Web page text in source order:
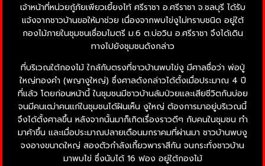
เจ้าหน้าที่หน่วยกู้ภัยเพียวเยี้ยงไท้ ศรีราชา อ.ศรีราชา จ.ชลบุรี ได้รับ
แจ้งจากชาวบ้านขอให้มาช่วย เนื่องจากพบไข่งูไม่ทราบชนิด อยู่ใต้
กองไม้ภายในชุมชนเชื่อมไมตรี ม.6 ต.บ่อวิน อ.ศรีราชา จึงได้เดิน
ทางไปยังชุมชนดังกล่าว
ที่บริเวณใต้กองไม้ ใกล้กับตรงที่ชาวบ้านพบไข่งู มีศาลชื่อว่า พ่อปู่
ใหญ่ทองคำ (พญางูใหญ่) ซึ่งศาลดังกล่าวได้ตั้งเมื่อประมาณ 4 ปี
ที่แล้ว โดยก่อนหน้านี้ ในชุมชนมีชาวบ้านล้มป่วยและเสียชีวิตกันบ่อย
จนมีคนเฒ่าคนแก่ในชุมชนได้ฝันเห็น งูใหญ่ ต้องการมาอยู่บริเวณนี้
จึงได้ตั้งศาลขึ้น หลังจากนั้นมาก็เกิดเรื่องราวดีๆ กับคนในชุมชน ทำ
มาค้าขึ้น และเมื่อประมาณปลายเดือนมกราคมที่ผ่านมา ชาวบ้านพบงู
จงอางขนาดใหญ่ สองตัวกำลังเกี้ยวพาราสีกัน จนกระทั่งชาวบ้าน
มาพบไข่ ซึ่งนับได้ 16 ฟอง อยู่ใต้กองไม้